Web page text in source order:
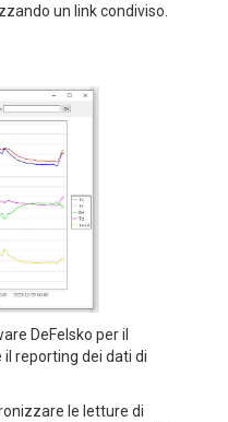
un link condiviso.
DeFelsko per il
reporting dei dati di
le letture di